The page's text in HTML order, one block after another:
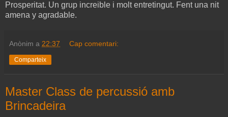
Prosperitat. Un grup increible i molt entretingut. Fent una nit
amena y agradable.
Anònim a 22:37 Cap comentari:
Comparteix
Master Class de percussió amb
Brincadeira